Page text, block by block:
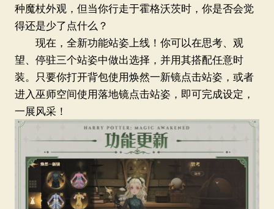
种魔杖外观，但当你行走于霍格沃茨时，你是否会觉
得还是少了点什么？
现在，全新功能站姿上线！你可以在思考、观
望、停驻三个站姿中做出选择，并用其搭配任意时
装。只要你打开背包使用焕然一新镜点击站姿，或者
进入巫师空间使用落地镜点击站姿，即可完成设定，
一展风采！